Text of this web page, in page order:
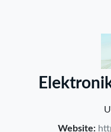
Website: